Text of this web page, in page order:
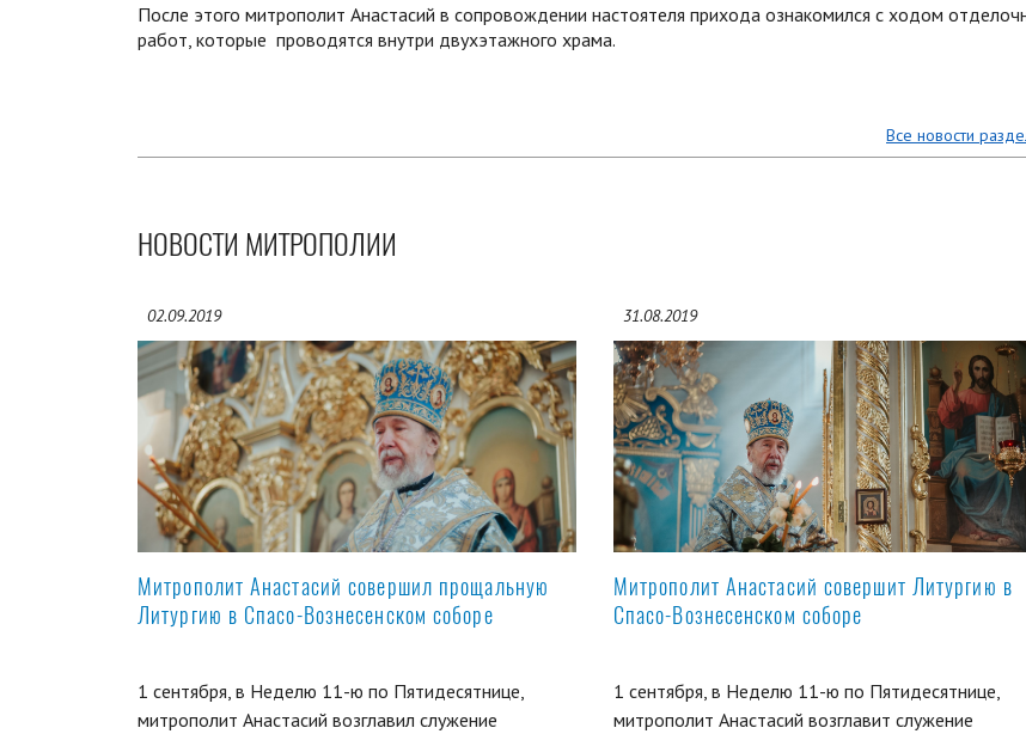
После этого митрополит Анастасий в сопровождении настоятеля прихода ознакомился с ходом
работ, которые проводятся внутри двухэтажного храма.
Все новости
НОВОСТИ МИТРОПОЛИИ
02.09.2019
Митрополит Анастасий совершил прощальную
Литургию в Спасо-Вознесенском соборе
1 сентября, в Неделю 11-ю по Пятидесятнице,
митрополит Анастасий возглавил служение
31.08.2019
Митрополит Анастасий совершит Литургию в
Спасо-Вознесенском соборе
1 сентября, в Неделю 11-ю по Пятидесятнице,
митрополит Анастасий возглавит служение